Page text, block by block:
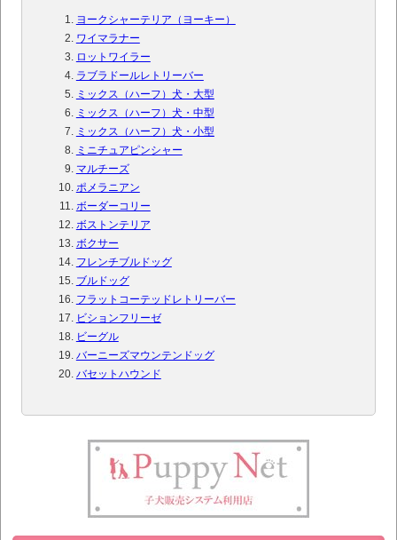
ヨークシャーテリア（ヨーキー）
ワイマラナー
ロットワイラー
ラブラドールレトリーバー
ミックス（ハーフ）犬・大型
ミックス（ハーフ）犬・中型
ミックス（ハーフ）犬・小型
ミニチュアピンシャー
マルチーズ
ポメラニアン
ボーダーコリー
ボストンテリア
ボクサー
フレンチブルドッグ
ブルドッグ
フラットコーテッドレトリーバー
ビションフリーゼ
ビーグル
バーニーズマウンテンドッグ
バセットハウンド